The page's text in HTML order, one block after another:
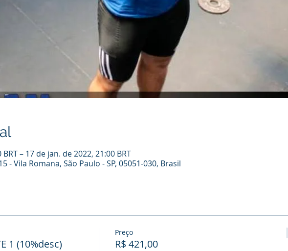
– 17 de jan. de 2022, 21:00 BRT
- Vila Romana, São Paulo - SP, 05051-030, Brasil
1 (10%desc)
Preço
R$ 421,00